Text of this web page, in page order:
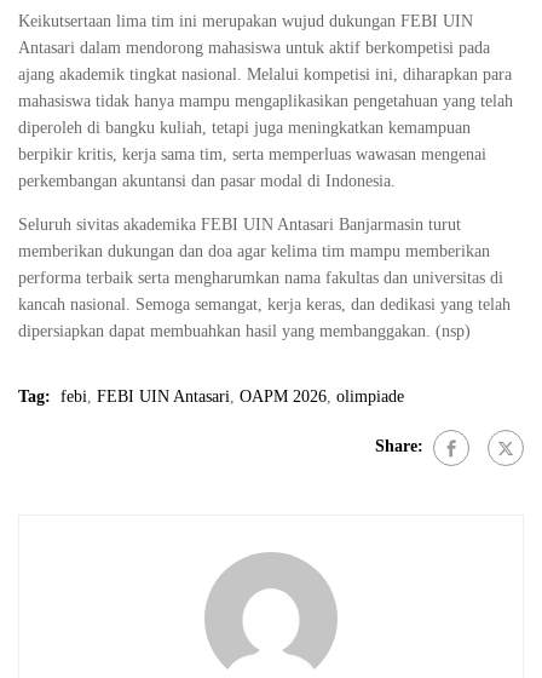
Keikutsertaan lima tim ini merupakan wujud dukungan FEBI UIN
Antasari dalam mendorong mahasiswa untuk aktif berkompetisi pada
ajang akademik tingkat nasional. Melalui kompetisi ini, diharapkan para
mahasiswa tidak hanya mampu mengaplikasikan pengetahuan yang telah
diperoleh di bangku kuliah, tetapi juga meningkatkan kemampuan
berpikir kritis, kerja sama tim, serta memperluas wawasan mengenai
perkembangan akuntansi dan pasar modal di Indonesia.
Seluruh sivitas akademika FEBI UIN Antasari Banjarmasin turut
memberikan dukungan dan doa agar kelima tim mampu memberikan
performa terbaik serta mengharumkan nama fakultas dan universitas di
kancah nasional. Semoga semangat, kerja keras, dan dedikasi yang telah
dipersiapkan dapat membuahkan hasil yang membanggakan. (nsp)
Tag: febi, FEBI UIN Antasari, OAPM 2026, olimpiade
Share: